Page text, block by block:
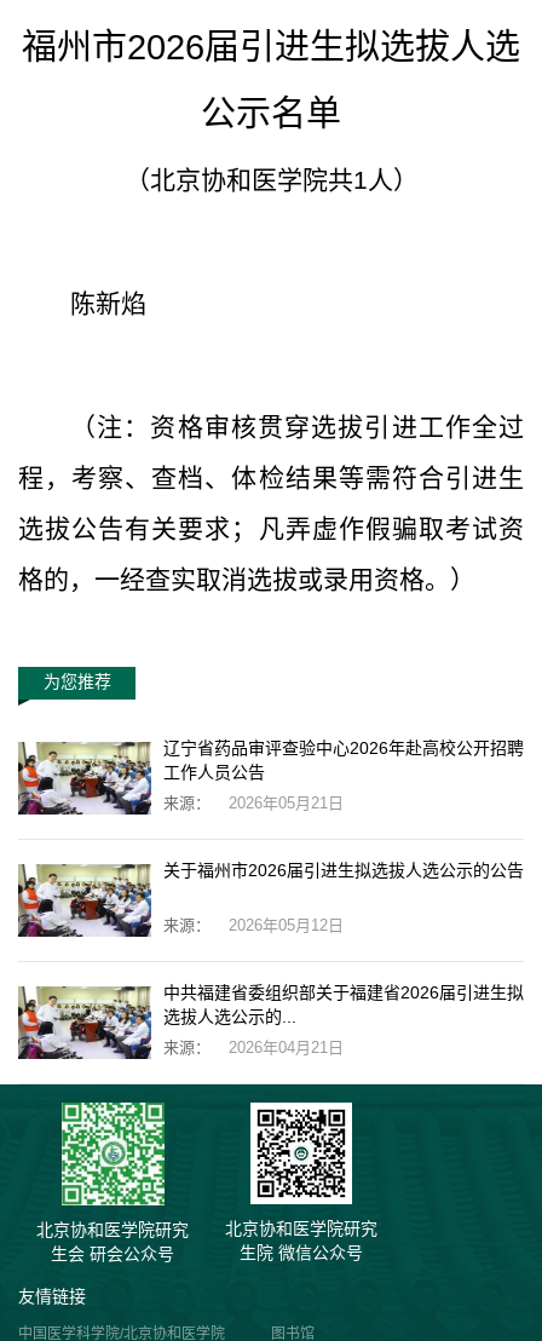
福州市2026届引进生拟选拔人选
公示名单
（北京协和医学院共1 人）
陈新焰
（注：资格审核贯穿选拔引进工作全过
程，考察、查档、体检结果等需符合引进生
选拔公告有关要求；凡弄虚作假骗取考试资
格的，一经查实取消选拔或录用资格。）
为您推荐
辽宁省药品审评查验中心2026年赴高校公开招聘
工作人员公告
来源： 2026年05月21日
关于福州市2026届引进生拟选拔人选公示的公告
来源： 2026年05月12日
中共福建省委组织部关于福建省2026届引进生拟
选拔人选公示的...
来源： 2026年04月21日
北京协和医学院研究
生会 研会公众号
北京协和医学院研究
生院 微信公众号
友情链接
中国医学科学院/北京协和医学院 图书馆